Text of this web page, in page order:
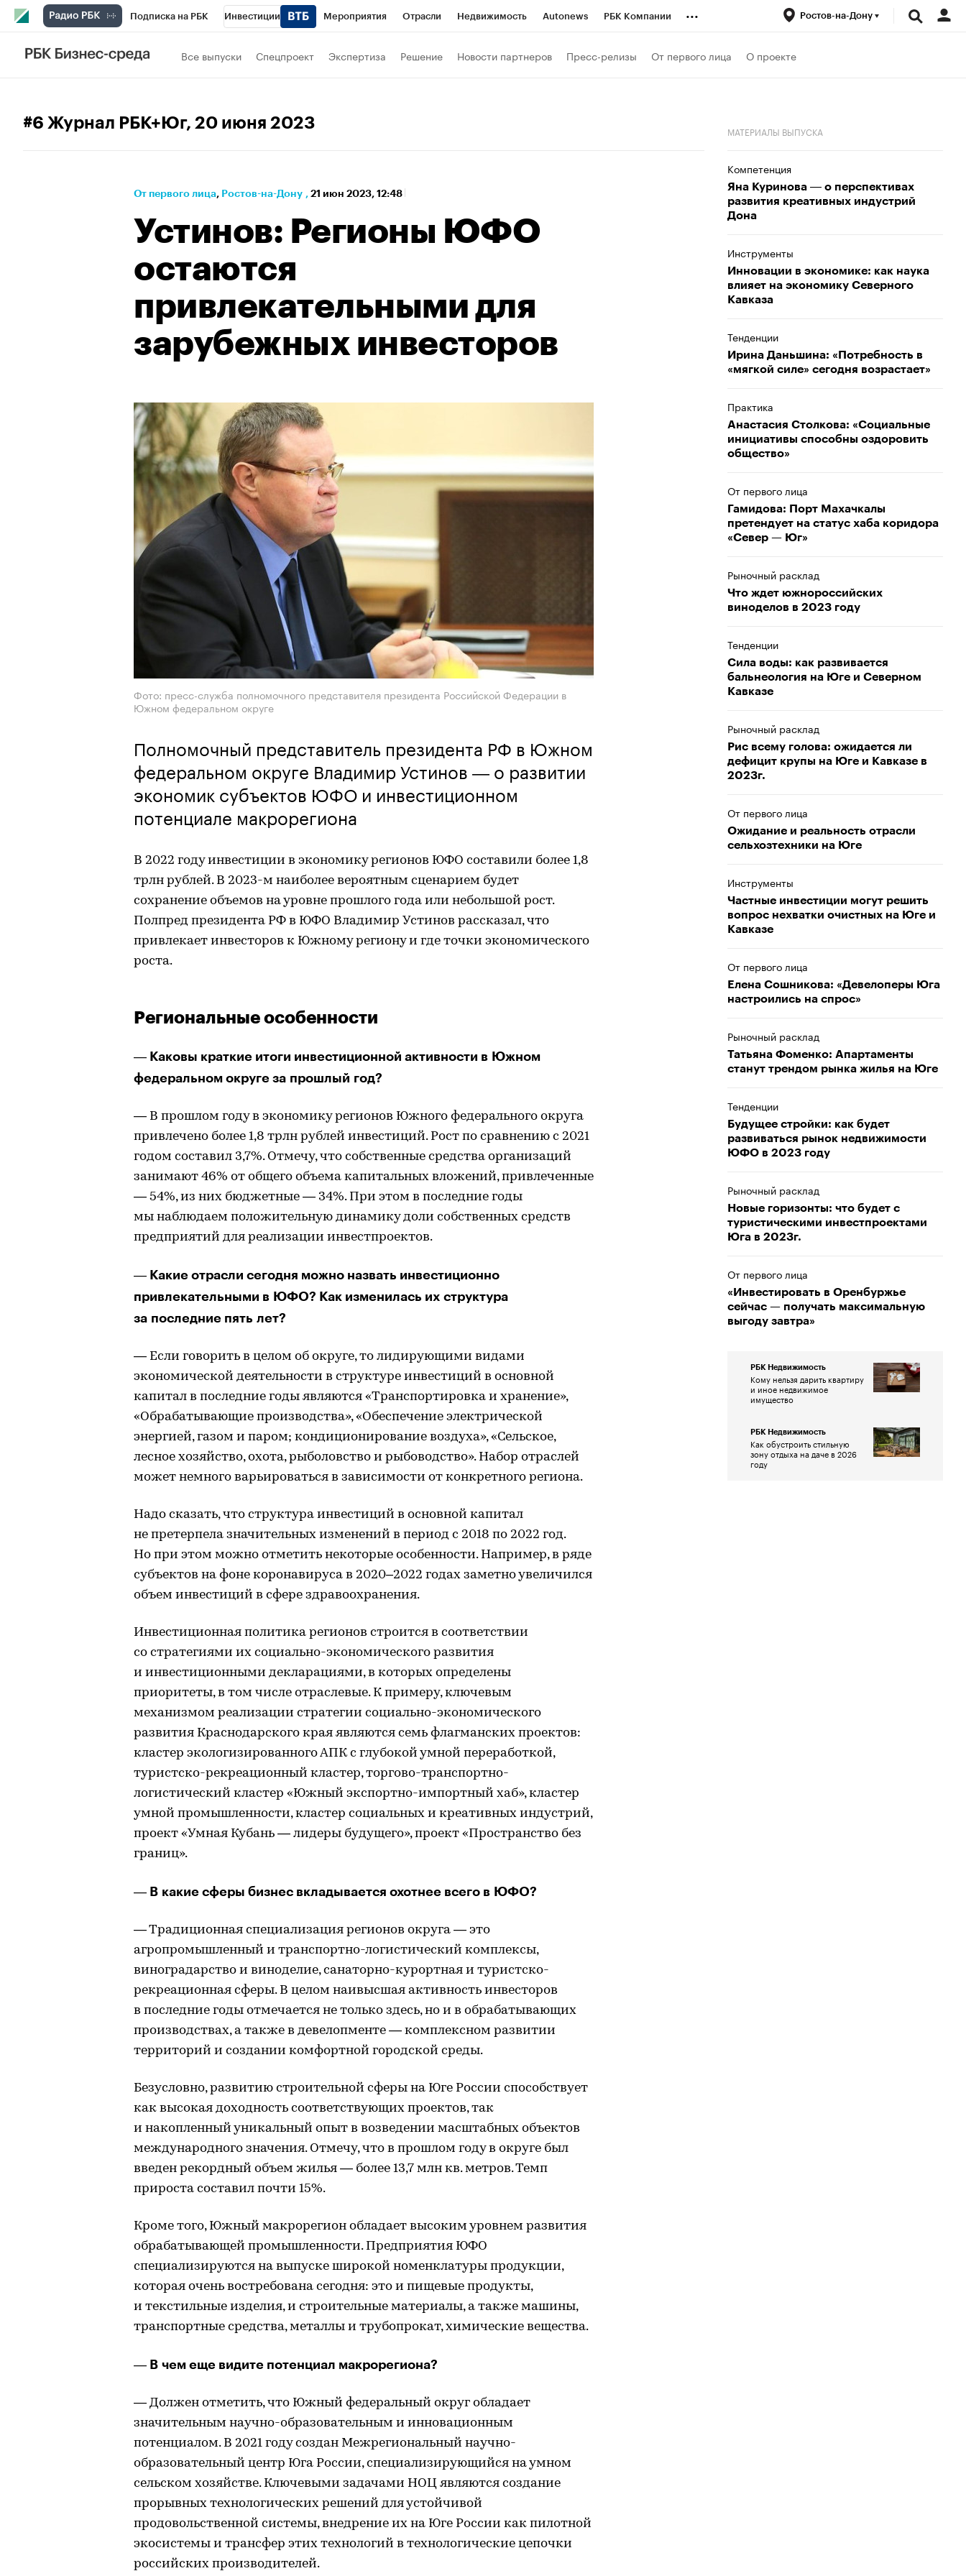
Подписка на РБК Инвестиции Мероприятия Отрасли Недвижимость Autonews РБК Компании
Телеканал
... Ростов-на-Дону
Все выпуски Спецпроект Экспертиза Решение Новости партнеров Пресс-релизы От первого лица О проекте
#6 Журнал РБК+Юг, 20 июня 2023
От первого лица⁠, Ростов-на-Дону , 21 июн 2023, 12:48
Устинов: Регионы ЮФО
остаются
привлекательными для
зарубежных инвесторов
Фото: пресс-служба полномочного представителя президента Российской Федерации в
Южном федеральном округе
Полномочный представитель президента РФ в Южном
федеральном округе Владимир Устинов ― о развитии
экономик субъектов ЮФО и инвестиционном
потенциале макрорегиона
В 2022 году инвестиции в экономику регионов ЮФО составили более 1,8
трлн рублей. В 2023-м наиболее вероятным сценарием будет
сохранение объемов на уровне прошлого года или небольшой рост.
Полпред президента РФ в ЮФО Владимир Устинов рассказал, что
привлекает инвесторов к Южному региону и где точки экономического
роста.
Региональные особенности
― Каковы краткие итоги инвестиционной активности в Южном
федеральном округе за прошлый год?
― В прошлом году в экономику регионов Южного федерального округа
привлечено более 1,8 трлн рублей инвестиций. Рост по сравнению с 2021
годом составил 3,7%. Отмечу, что собственные средства организаций
занимают 46% от общего объема капитальных вложений, привлеченные
― 54%, из них бюджетные ― 34%. При этом в последние годы
мы наблюдаем положительную динамику доли собственных средств
предприятий для реализации инвестпроектов.
― Какие отрасли сегодня можно назвать инвестиционно
привлекательными в ЮФО? Как изменилась их структура
за последние пять лет?
― Если говорить в целом об округе, то лидирующими видами
экономической деятельности в структуре инвестиций в основной
капитал в последние годы являются «Транспортировка и хранение»,
«Обрабатывающие производства», «Обеспечение электрической
энергией, газом и паром; кондиционирование воздуха», «Сельское,
лесное хозяйство, охота, рыболовство и рыбоводство». Набор отраслей
может немного варьироваться в зависимости от конкретного региона.
Надо сказать, что структура инвестиций в основной капитал
не претерпела значительных изменений в период с 2018 по 2022 год.
Но при этом можно отметить некоторые особенности. Например, в ряде
субъектов на фоне коронавируса в 2020–2022 годах заметно увеличился
объем инвестиций в сфере здравоохранения.
Инвестиционная политика регионов строится в соответствии
со стратегиями их социально-экономического развития
и инвестиционными декларациями, в которых определены
приоритеты, в том числе отраслевые. К примеру, ключевым
механизмом реализации стратегии социально-экономического
развития Краснодарского края являются семь флагманских проектов:
кластер экологизированного АПК с глубокой умной переработкой,
туристско-рекреационный кластер, торгово-транспортно-
логистический кластер «Южный экспортно-импортный хаб», кластер
умной промышленности, кластер социальных и креативных индустрий,
проект «Умная Кубань ― лидеры будущего», проект «Пространство без
границ».
― В какие сферы бизнес вкладывается охотнее всего в ЮФО?
― Традиционная специализация регионов округа ― это
агропромышленный и транспортно-логистический комплексы,
виноградарство и виноделие, санаторно-курортная и туристско-
рекреационная сферы. В целом наивысшая активность инвесторов
в последние годы отмечается не только здесь, но и в обрабатывающих
производствах, а также в девелопменте ― комплексном развитии
территорий и создании комфортной городской среды.
Безусловно, развитию строительной сферы на Юге России способствует
как высокая доходность соответствующих проектов, так
и накопленный уникальный опыт в возведении масштабных объектов
международного значения. Отмечу, что в прошлом году в округе был
введен рекордный объем жилья ― более 13,7 млн кв. метров. Темп
прироста составил почти 15%.
Кроме того, Южный макрорегион обладает высоким уровнем развития
обрабатывающей промышленности. Предприятия ЮФО
специализируются на выпуске широкой номенклатуры продукции,
которая очень востребована сегодня: это и пищевые продукты,
и текстильные изделия, и строительные материалы, а также машины,
транспортные средства, металлы и трубопрокат, химические вещества.
― В чем еще видите потенциал макрорегиона?
― Должен отметить, что Южный федеральный округ обладает
значительным научно-образовательным и инновационным
потенциалом. В 2021 году создан Межрегиональный научно-
образовательный центр Юга России, специализирующийся на умном
сельском хозяйстве. Ключевыми задачами НОЦ являются создание
прорывных технологических решений для устойчивой
продовольственной системы, внедрение их на Юге России как пилотной
экосистемы и трансфер этих технологий в технологические цепочки
российских производителей.
МАТЕРИАЛЫ ВЫПУСКА
Компетенция
Яна Куринова ― о перспективах
развития креативных индустрий
Дона
Инструменты
Инновации в экономике: как наука
влияет на экономику Северного
Кавказа
Тенденции
Ирина Даньшина: «Потребность в
«мягкой силе» сегодня возрастает»
Практика
Анастасия Столкова: «Социальные
инициативы способны оздоровить
общество»
От первого лица
Гамидова: Порт Махачкалы
претендует на статус хаба коридора
«Север — Юг»
Рыночный расклад
Что ждет южнороссийских
виноделов в 2023 году
Тенденции
Сила воды: как развивается
бальнеология на Юге и Северном
Кавказе
Рыночный расклад
Рис всему голова: ожидается ли
дефицит крупы на Юге и Кавказе в
2023г.
От первого лица
Ожидание и реальность отрасли
сельхозтехники на Юге
Инструменты
Частные инвестиции могут решить
вопрос нехватки очистных на Юге и
Кавказе
От первого лица
Елена Сошникова: «Девелоперы Юга
настроились на спрос»
Рыночный расклад
Татьяна Фоменко: Апартаменты
станут трендом рынка жилья на Юге
Тенденции
Будущее стройки: как будет
развиваться рынок недвижимости
ЮФО в 2023 году
Рыночный расклад
Новые горизонты: что будет с
туристическими инвестпроектами
Юга в 2023г.
От первого лица
«Инвестировать в Оренбуржье
сейчас — получать максимальную
выгоду завтра»
РБК Недвижимость
Кому нельзя дарить квартиру
и иное недвижимое
имущество
РБК Недвижимость
Как обустроить стильную
зону отдыха на даче в 2026
году